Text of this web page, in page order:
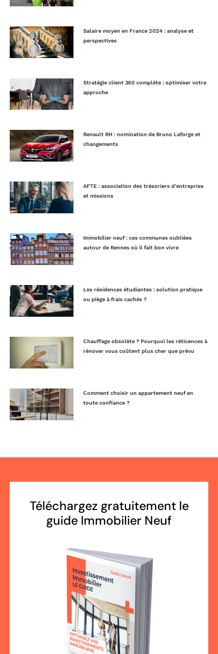
Salaire moyen en France 2024 : analyse et
perspectives
Stratégie client 360 complète : optimiser votre
approche
Renault RH : nomination de Bruno Laforge et
changements
AFTE : association des trésoriers d’entreprise
et missions
Immobilier neuf : ces communes oubliées
autour de Rennes où il fait bon vivre
Les résidences étudiantes : solution pratique
ou piège à frais cachés ?
Chauffage obsolète ? Pourquoi les réticences à
rénover vous coûtent plus cher que prévu
Comment choisir un appartement neuf en
toute confiance ?
Téléchargez gratuitement le
guide Immobilier Neuf